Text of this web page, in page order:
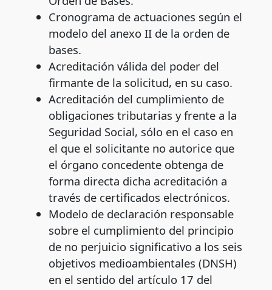
Cronograma de actuaciones según el
modelo del anexo II de la orden de
bases.
Acreditación válida del poder del
firmante de la solicitud, en su caso.
Acreditación del cumplimiento de
obligaciones tributarias y frente a la
Seguridad Social, sólo en el caso en
el que el solicitante no autorice que
el órgano concedente obtenga de
forma directa dicha acreditación a
través de certificados electrónicos.
Modelo de declaración responsable
sobre el cumplimiento del principio
de no perjuicio significativo a los seis
objetivos medioambientales (DNSH)
en el sentido del artículo 17 del